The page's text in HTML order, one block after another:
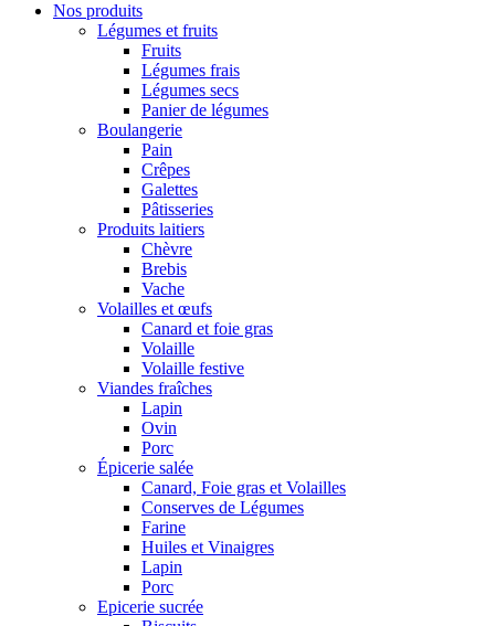
Nos produits
Légumes et fruits
Fruits
Légumes frais
Légumes secs
Panier de légumes
Boulangerie
Pain
Crêpes
Galettes
Pâtisseries
Produits laitiers
Chèvre
Brebis
Vache
Volailles et œufs
Canard et foie gras
Volaille
Volaille festive
Viandes fraîches
Lapin
Ovin
Porc
Épicerie salée
Canard, Foie gras et Volailles
Conserves de Légumes
Farine
Huiles et Vinaigres
Lapin
Porc
Epicerie sucrée